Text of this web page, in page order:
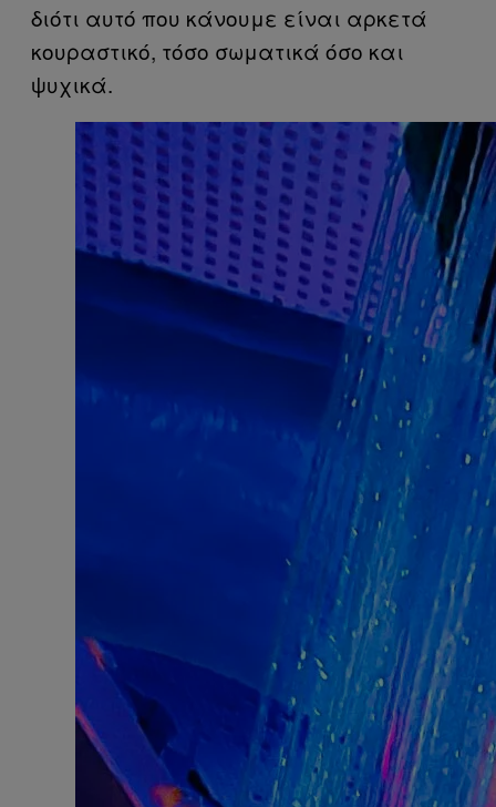
διότι αυτό που κάνουμε είναι αρκετά
κουραστικό, τόσο σωματικά όσο και
ψυχικά.